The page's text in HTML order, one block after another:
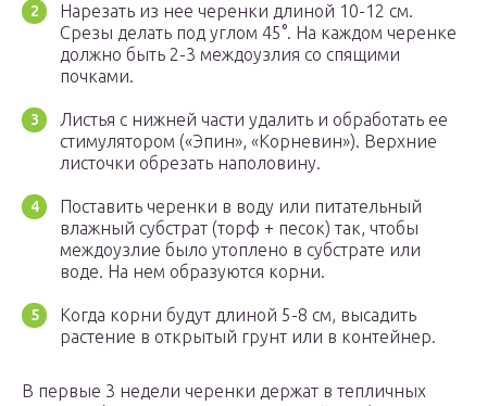
Нарезать из нее черенки длиной 10-12 см.
Срезы делать под углом 45°. На каждом черенке
должно быть 2-3 междоузлия со спящими
почками.
Листья с нижней части удалить и обработать ее
стимулятором («Эпин», «Корневин»). Верхние
листочки обрезать наполовину.
Поставить черенки в воду или питательный
влажный субстрат (торф + песок) так, чтобы
междоузлие было утоплено в субстрате или
воде. На нем образуются корни.
Когда корни будут длиной 5-8 см, высадить
растение в открытый грунт или в контейнер.
В первые 3 недели черенки держат в тепличных